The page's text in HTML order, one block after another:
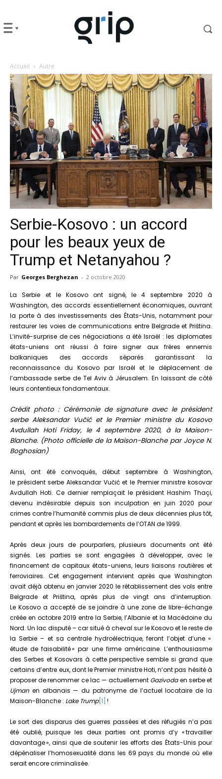
Accueil Autre
Serbie-Kosovo : un accord
pour les beaux yeux de
Trump et Netanyahou ?
Par Georges Berghezan - 2 octobre 2020
La Serbie et le Kosovo ont signé, le 4 septembre 2020 à
Washington, des accords essentiellement économiques, ouvrant
la porte à des investissements des États-Unis, notamment pour
restaurer les voies de communications entre Belgrade et Priština.
L’invité-surprise de ces négociations a été Israël : les diplomates
états-uniens ont réussi à faire signer aux frères ennemis
balkaniques des accords séparés garantissant la
reconnaissance du Kosovo par Israël et le déplacement de
l’ambassade serbe de Tel Aviv à Jérusalem. En laissant de côté
leurs contentieux fondamentaux.
Crédit photo : Cérémonie de signature avec le président
serbe Aleksandar Vučić et le Premier ministre du Kosovo
Avdullah Hoti Friday, le 4 septembre 2020, à la Maison-
Blanche. (Photo officielle de la Maison-Blanche par Joyce N.
Boghosian)
Ainsi, ont été convoqués, début septembre à Washington,
le président serbe Aleksandar Vučić et le Premier ministre kosovar
Avdullah Hoti. Ce dernier remplaçait le président Hashim Thaçi,
devenu indésirable depuis son inculpation en juin 2020 pour
crimes contre l’humanité commis plus de deux décennies plus tôt,
pendant et après les bombardements de l’OTAN de 1999.
Après deux jours de pourparlers, plusieurs documents ont été
signés. Les parties se sont engagées à développer, avec le
financement de capitaux états-uniens, leurs liaisons routières et
ferroviaires. Cet engagement intervient après que Washington
avait déjà obtenu en janvier 2020 le rétablissement des vols entre
Belgrade et Priština, après plus de vingt ans d’interruption.
Le Kosovo a accepté de se joindre à une zone de libre-échange
créée en octobre 2019 entre la Serbie, l’Albanie et la Macédoine du
Nord. Un lac disputé – car situé à cheval sur le Kosovo et le reste de
la Serbie – et sa centrale hydroélectrique, feront l’objet d’une «
étude de faisabilité » par une firme américaine. L’enthousiasme
des Serbes et Kosovars à cette perspective semble si grand que
certains d’entre eux, dont le Premier ministre Hoti, n’ont pas hésité à
proposer de renommer ce lac — actuellement Gazivodaen serbe et
Ujman en albanais — du patronyme de l’actuel locataire de la
Maison-Blanche : Lake Trump[1] !
Le sort des disparus des guerres passées et des réfugiés n’a pas
été oublié, puisque les deux parties ont promis d’y « travailler
davantage », ainsi que de soutenir les efforts des États-Unis pour
dépénaliser l’homosexualité dans les 69 pays du monde où elle
serait encore criminalisée.